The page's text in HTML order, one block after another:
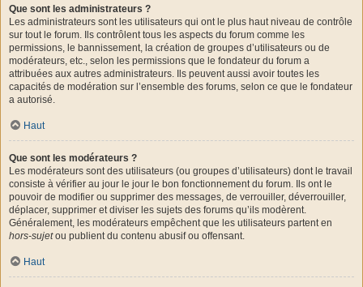
Que sont les administrateurs ?
Les administrateurs sont les utilisateurs qui ont le plus haut niveau de contrôle
sur tout le forum. Ils contrôlent tous les aspects du forum comme les
permissions, le bannissement, la création de groupes d’utilisateurs ou de
modérateurs, etc., selon les permissions que le fondateur du forum a
attribuées aux autres administrateurs. Ils peuvent aussi avoir toutes les
capacités de modération sur l’ensemble des forums, selon ce que le fondateur
a autorisé.
Haut
Que sont les modérateurs ?
Les modérateurs sont des utilisateurs (ou groupes d’utilisateurs) dont le travail
consiste à vérifier au jour le jour le bon fonctionnement du forum. Ils ont le
pouvoir de modifier ou supprimer des messages, de verrouiller, déverrouiller,
déplacer, supprimer et diviser les sujets des forums qu’ils modèrent.
Généralement, les modérateurs empêchent que les utilisateurs partent en
hors-sujetou publient du contenu abusif ou offensant.
Haut